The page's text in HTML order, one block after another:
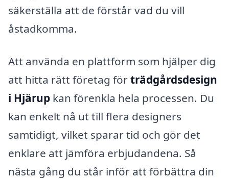
säkerställa att de förstår vad du vill
åstadkomma.
Att använda en plattform som hjälper dig
att hitta rätt företag förträdgårdsdesign
i Hjärup kan förenkla hela processen. Du
kan enkelt nå ut till flera designers
samtidigt, vilket sparar tid och gör det
enklare att jämföra erbjudandena. Så
nästa gång du står inför att förbättra din